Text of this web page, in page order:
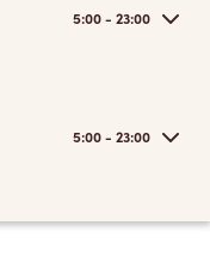
5:00 - 23:00
5:00 - 23:00